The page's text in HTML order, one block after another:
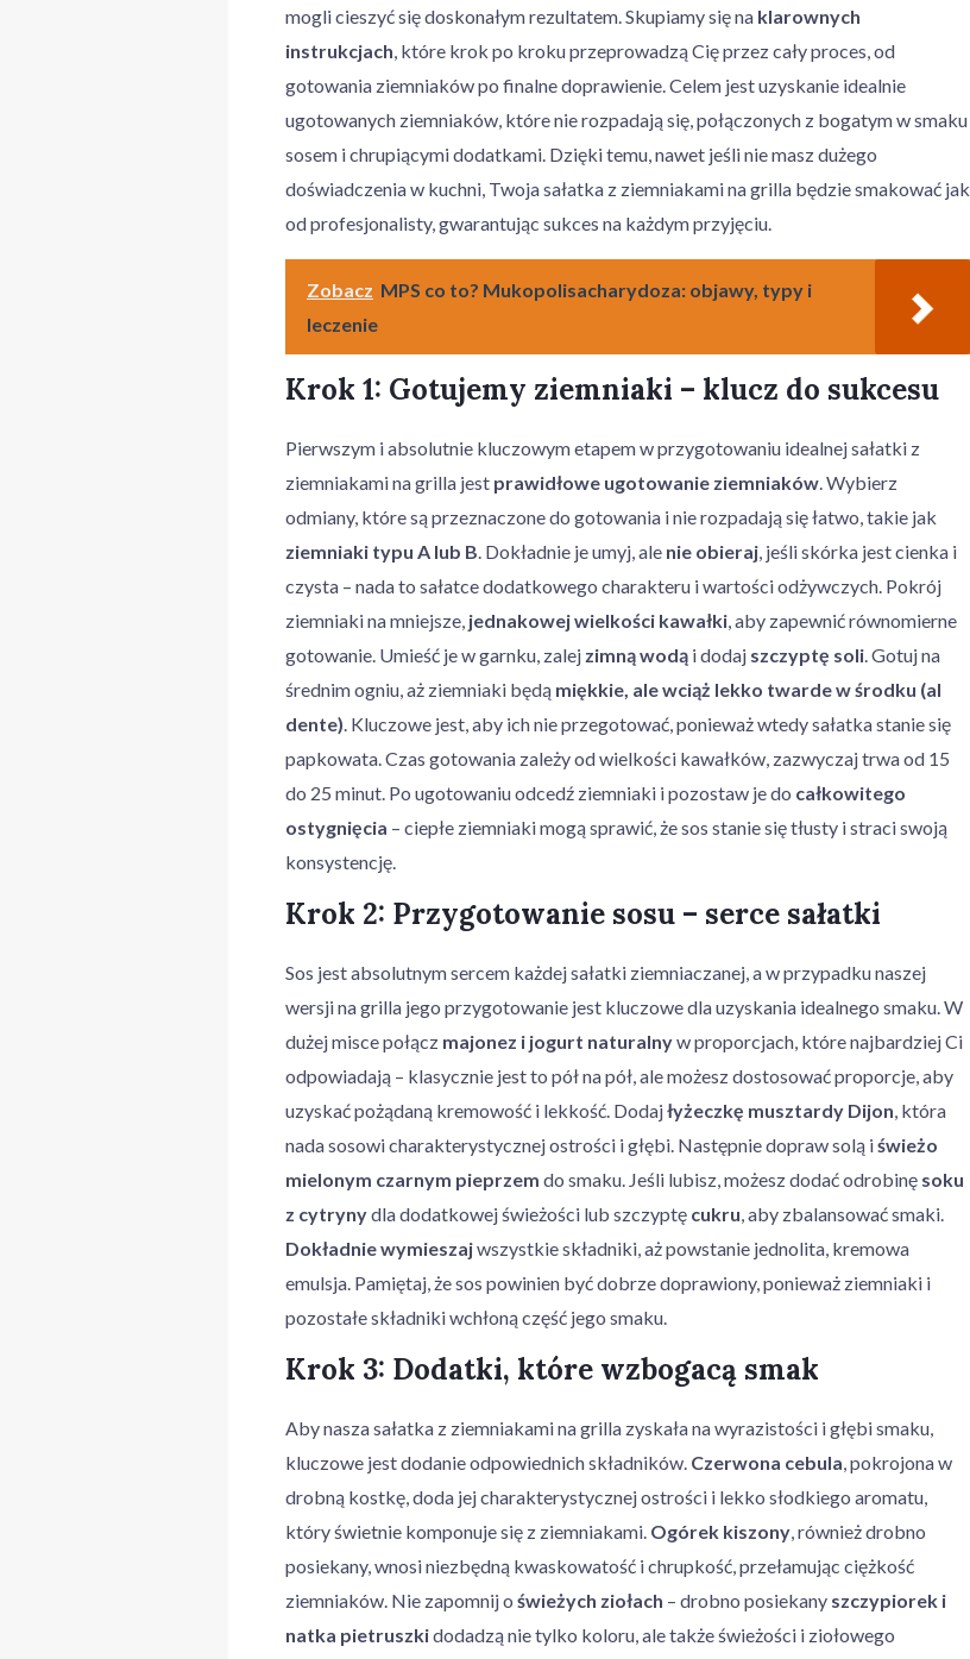
mogli cieszyć się doskonałym rezultatem. Skupiamy się na klarownych
instrukcjach, które krok po kroku przeprowadzą Cię przez cały proces, od
gotowania ziemniaków po finalne doprawienie. Celem jest uzyskanie idealnie
ugotowanych ziemniaków, które nie rozpadają się, połączonych z bogatym w smaku
sosem i chrupiącymi dodatkami. Dzięki temu, nawet jeśli nie masz dużego
doświadczenia w kuchni, Twoja sałatka z ziemniakami na grilla będzie smakować jak
od profesjonalisty, gwarantując sukces na każdym przyjęciu.
Zobacz MPS co to? Mukopolisacharydoza: objawy, typy i
leczenie
Krok 1: Gotujemy ziemniaki – klucz do sukcesu
Pierwszym i absolutnie kluczowym etapem w przygotowaniu idealnej sałatki z
ziemniakami na grilla jest prawidłowe ugotowanie ziemniaków. Wybierz
odmiany, które są przeznaczone do gotowania i nie rozpadają się łatwo, takie jak
ziemniaki typu A lub B. Dokładnie je umyj, ale nie obieraj, jeśli skórka jest cienka i
czysta – nada to sałatce dodatkowego charakteru i wartości odżywczych. Pokrój
ziemniaki na mniejsze, jednakowej wielkości kawałki, aby zapewnić równomierne
gotowanie. Umieść je w garnku, zalej zimną wodą i dodaj szczyptę soli. Gotuj na
średnim ogniu, aż ziemniaki będą miękkie, ale wciąż lekko twarde w środku (al
dente). Kluczowe jest, aby ich nie przegotować, ponieważ wtedy sałatka stanie się
papkowata. Czas gotowania zależy od wielkości kawałków, zazwyczaj trwa od 15
do 25 minut. Po ugotowaniu odcedź ziemniaki i pozostaw je do całkowitego
ostygnięcia – ciepłe ziemniaki mogą sprawić, że sos stanie się tłusty i straci swoją
konsystencję.
Krok 2: Przygotowanie sosu – serce sałatki
Sos jest absolutnym sercem każdej sałatki ziemniaczanej, a w przypadku naszej
wersji na grilla jego przygotowanie jest kluczowe dla uzyskania idealnego smaku. W
dużej misce połącz majonez i jogurt naturalnyw proporcjach, które najbardziej Ci
odpowiadają – klasycznie jest to pół na pół, ale możesz dostosować proporcje, aby
uzyskać pożądaną kremowość i lekkość. Dodajłyżeczkę musztardy Dijon, która
nada sosowi charakterystycznej ostrości i głębi. Następnie dopraw solą iświeżo
mielonym czarnym pieprzem do smaku. Jeśli lubisz, możesz dodać odrobinę soku
z cytrynydla dodatkowej świeżości lub szczyptę cukru, aby zbalansować smaki.
Dokładnie wymieszajwszystkie składniki, aż powstanie jednolita, kremowa
emulsja. Pamiętaj, że sos powinien być dobrze doprawiony, ponieważ ziemniaki i
pozostałe składniki wchłoną część jego smaku.
Krok 3: Dodatki, które wzbogacą smak
Aby nasza sałatka z ziemniakami na grilla zyskała na wyrazistości i głębi smaku,
kluczowe jest dodanie odpowiednich składników. Czerwona cebula, pokrojona w
drobną kostkę, doda jej charakterystycznej ostrości i lekko słodkiego aromatu,
który świetnie komponuje się z ziemniakami. Ogórek kiszony, również drobno
posiekany, wnosi niezbędną kwaskowatość i chrupkość, przełamując ciężkość
ziemniaków. Nie zapomnij o świeżych ziołach – drobno posiekany szczypiorek i
natka pietruszkidodadzą nie tylko koloru, ale także świeżości i ziołowego